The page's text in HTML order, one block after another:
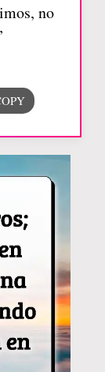
no